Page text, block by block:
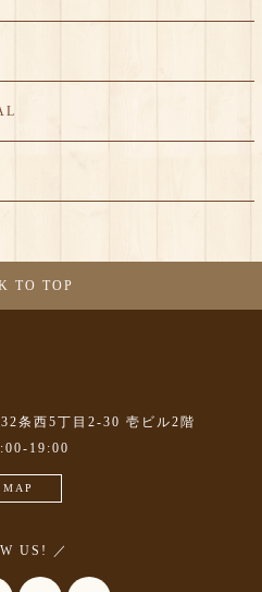
TO TOP
条西5丁目2-30 壱ビル2階
19:00
MAP
US! ／